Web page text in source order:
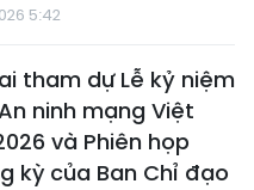
5:42
tham dự Lễ kỷ niệm
ninh mạng Việt
và Phiên họp
kỳ của Ban Chỉ đạo